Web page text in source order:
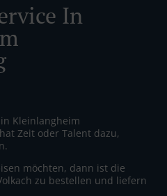
In
Kleinlangheim
Zeit oder Talent dazu,
möchten, dann ist die
zu bestellen und liefern